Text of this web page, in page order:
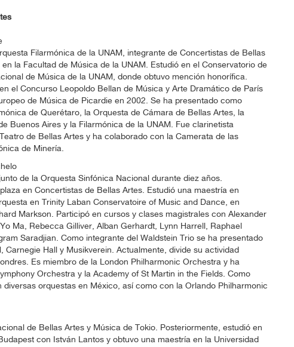
Filarmónica de la UNAM, integrante de Concertistas de Bellas
la Facultad de Música de la UNAM. Estudió en el Conservatorio de
de Música de la UNAM, donde obtuvo mención honorífica.
el Concurso Leopoldo Bellan de Música y Arte Dramático de París
de Música de Picardie en 2002. Se ha presentado como
de Querétaro, la Orquesta de Cámara de Bellas Artes, la
Buenos Aires y la Filarmónica de la UNAM. Fue clarinetista
de Bellas Artes y ha colaborado con la Camerata de las
de Minería.
de la Orquesta Sinfónica Nacional durante diez años.
en Concertistas de Bellas Artes. Estudió una maestría en
en Trinity Laban Conservatoire of Music and Dance, en
Markson. Participó en cursos y clases magistrales con Alexander
Ma, Rebecca Gilliver, Alban Gerhardt, Lynn Harrell, Raphael
Saradjian. Como integrante del Waldstein Trio se ha presentado
Carnegie Hall y Musikverein. Actualmente, divide su actividad
Es miembro de la London Philharmonic Orchestra y ha
Orchestra y la Academy of St Martin in the Fields. Como
diversas orquestas en México, así como con la Orlando Philharmonic
de Bellas Artes y Música de Tokio. Posteriormente, estudió en
con István Lantos y obtuvo una maestría en la Universidad